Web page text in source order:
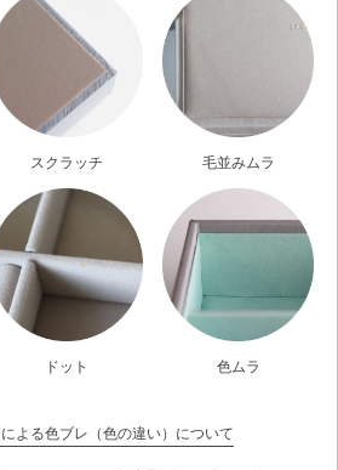
スクラッチ 毛並みムラ
ドット 色ムラ
よる色ブレ（色の違い）について